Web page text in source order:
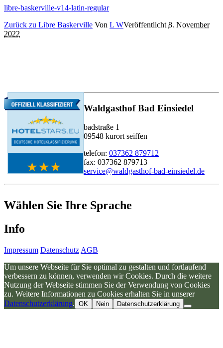
libre-baskerville-v14-latin-regular
Zurück zu Libre Baskerville Von L WVeröffentlicht 8. November
2022
Waldgasthof Bad Einsiedel
badstraße 1
09548 kurort seiffen
telefon: 037362 879712
fax: 037362 879713
service@waldgasthof-bad-einsiedel.de
Wählen Sie Ihre Sprache
Info
Impressum Datenschutz AGB
Um unsere Webseite für Sie optimal zu gestalten und fortlaufend
verbessern zu können, verwenden wir Cookies. Durch die weitere
Nutzung der Webseite stimmen Sie der Verwendung von Cookies
zu. Weitere Informationen zu Cookies erhalten Sie in unserer
Datenschutzerklärung. OK Nein Datenschutzerklärung